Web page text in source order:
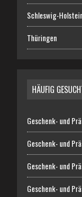
Schleswig-
Thüringen
HÄUFIG
Geschenk- und
Geschenk- und
Geschenk- und
Geschenk- und